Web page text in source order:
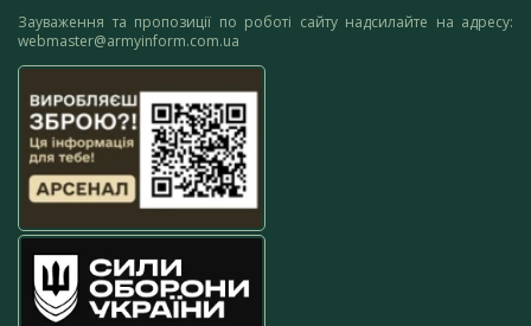
Зауваження та пропозиції по роботі сайту надсилайте на адресу:
webmaster@armyinform.com.ua